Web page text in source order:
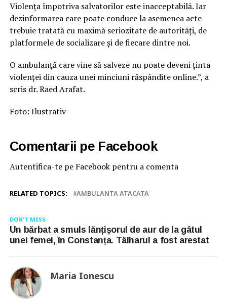
Violența împotriva salvatorilor este inacceptabilă. Iar
dezinformarea care poate conduce la asemenea acte
trebuie tratată cu maximă seriozitate de autorități, de
platformele de socializare și de fiecare dintre noi.
O ambulanță care vine să salveze nu poate deveni ținta
violenței din cauza unei minciuni răspândite online.”, a
scris dr. Raed Arafat.
Foto: Ilustrativ
Comentarii pe Facebook
Autentifica-te pe Facebook pentru a comenta
RELATED TOPICS: AMBULANTA ATACATA
DON'T MISS
Un bărbat a smuls lănțișorul de aur de la gâtul
unei femei, în Constanța. Tâlharul a fost arestat
Maria Ionescu